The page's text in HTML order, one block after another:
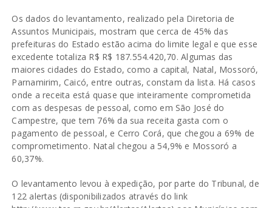
Os dados do levantamento, realizado pela Diretoria de
Assuntos Municipais, mostram que cerca de 45% das
prefeituras do Estado estão acima do limite legal e que esse
excedente totaliza R$ R$ 187.554.420,70. Algumas das
maiores cidades do Estado, como a capital, Natal, Mossoró,
Parnamirim, Caicó, entre outras, constam da lista. Há casos
onde a receita está quase que inteiramente comprometida
com as despesas de pessoal, como em São José do
Campestre, que tem 76% da sua receita gasta com o
pagamento de pessoal, e Cerro Corá, que chegou a 69% de
comprometimento. Natal chegou a 54,9% e Mossoró a
60,37%.
O levantamento levou à expedição, por parte do Tribunal, de
122 alertas (disponibilizados através do link